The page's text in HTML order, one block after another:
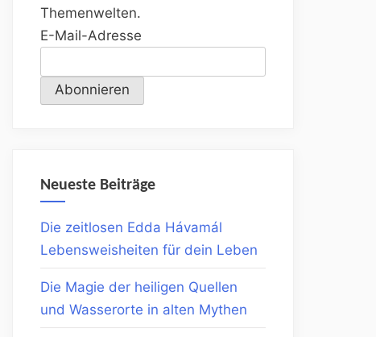
Themenwelten.
E-Mail-Adresse
Neueste Beiträge
Die zeitlosen Edda Hávamál
Lebensweisheiten für dein Leben
Die Magie der heiligen Quellen
und Wasserorte in alten Mythen